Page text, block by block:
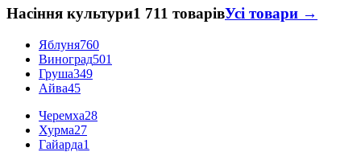
Насіння культури1 711 товарівУсі товари →
Яблуня760
Виноград501
Груша349
Айва45
Черемха28
Хурма27
Гайарда1